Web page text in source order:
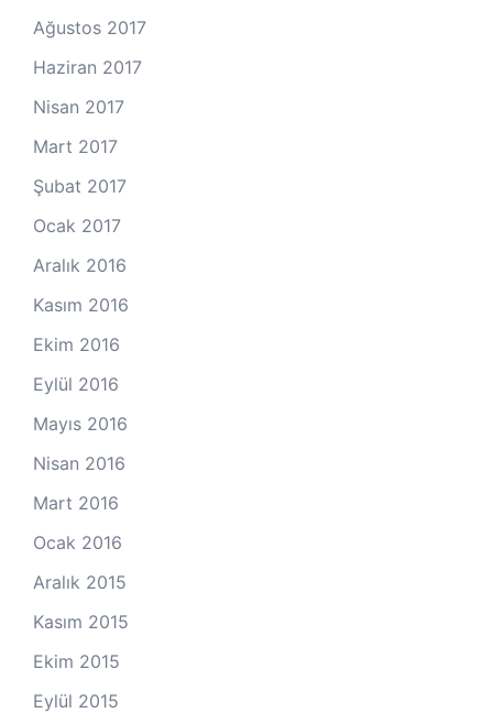
Ağustos 2017
Haziran 2017
Nisan 2017
Mart 2017
Şubat 2017
Ocak 2017
Aralık 2016
Kasım 2016
Ekim 2016
Eylül 2016
Mayıs 2016
Nisan 2016
Mart 2016
Ocak 2016
Aralık 2015
Kasım 2015
Ekim 2015
Eylül 2015